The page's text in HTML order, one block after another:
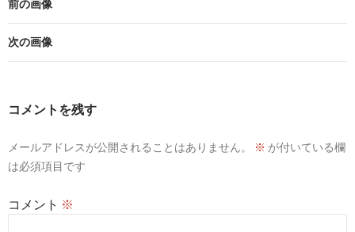
前の画像
次の画像
コメントを残す
メールアドレスが公開されることはありません。 ※ が付いている欄
は必須項目です
コメント ※